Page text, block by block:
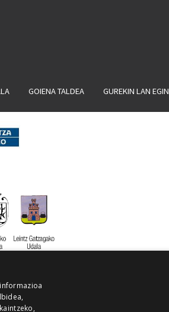
GOIENA TALDEA GUREKIN LAN EGIN